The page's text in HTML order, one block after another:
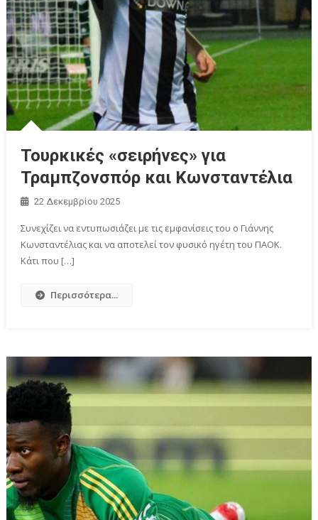
Τουρκικές «σειρήνες» για
Τραμπζονσπόρ και Κωνσταντέλια
22 Δεκεμβρίου 2025
Συνεχίζει να εντυπωσιάζει με τις εμφανίσεις του ο Γιάννης
Κωνσταντέλιας και να αποτελεί τον φυσικό ηγέτη του ΠΑΟΚ.
Κάτι που […]
Περισσότερα...